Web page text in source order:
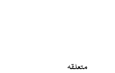
متعلقہ